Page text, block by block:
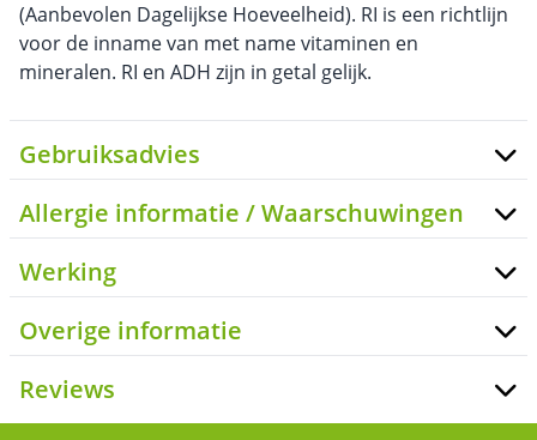
(Aanbevolen Dagelijkse Hoeveelheid). RI is een richtlijn
voor de inname van met name vitaminen en
mineralen. RI en ADH zijn in getal gelijk.
Gebruiksadvies
Allergie informatie / Waarschuwingen
Werking
Overige informatie
Reviews